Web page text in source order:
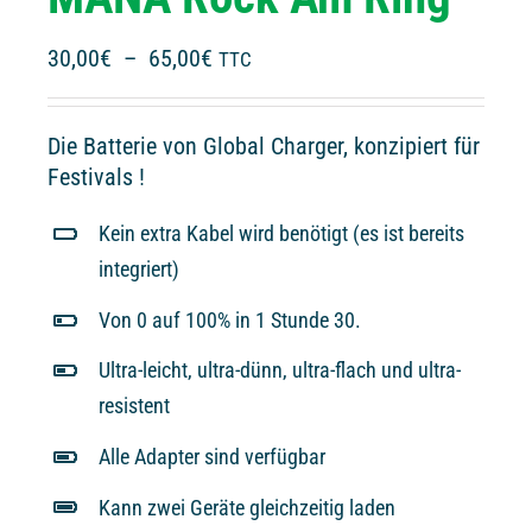
30,00€ – 65,00€ Plage
30,00€
TTC
Die Batterie von Global Charger, konzipiert für
Festivals !
Kein extra Kabel wird benötigt (es ist bereits
integriert)
Von 0 auf 100% in 1 Stunde 30.
Ultra-leicht, ultra-dünn, ultra-flach und ultra-
resistent
Alle Adapter sind verfügbar
Kann zwei Geräte gleichzeitig laden